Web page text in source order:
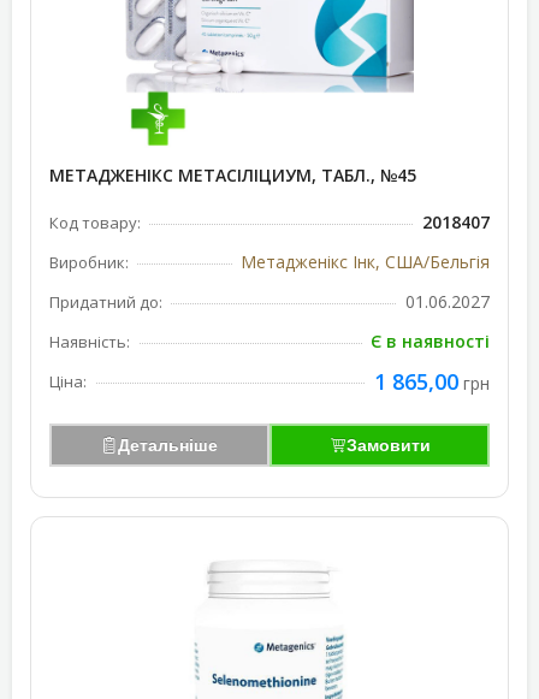
МЕТАДЖЕНІКС МЕТАСІЛІЦИУМ, ТАБЛ., №45
Код товару: 2018407
Виробник: Метадженікс Інк, США/Бельгія
Придатний до: 01.06.2027
Наявність: Є в наявності
Ціна: 1 865,00 грн
Детальніше Замовити